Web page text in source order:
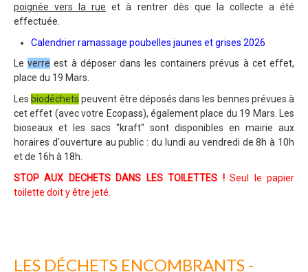
poignée vers la rue et à rentrer dès que la collecte a été
effectuée.
Calendrier ramassage poubelles jaunes et grises 2026
Leverre est à déposer dans les containers prévus à cet effet,
place du 19 Mars.
Les biodéchets peuvent être déposés dans les bennes prévues à
cet effet (avec votre Ecopass), également place du 19 Mars. Les
bioseaux et les sacs "kraft" sont disponibles en mairie aux
horaires d'ouverture au public : du lundi au vendredi de 8h à 10h
et de 16h à 18h.
STOP AUX DECHETS DANS LES TOILETTES !Seul le papier
toilette doit y être jeté.
LES DÉCHETS ENCOMBRANTS -